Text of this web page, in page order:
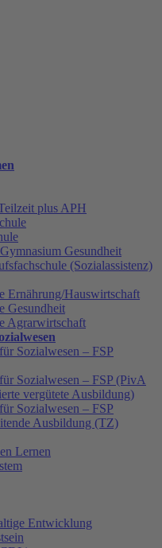
plus APH
Gesundheit
(Sozialassistenz)
Ernährung/Hauswirtschaft
Gesundheit
Agrarwirtschaft
Sozialwesen – FSP
Sozialwesen – FSP (PivA
vergütete Ausbildung)
Sozialwesen – FSP
Ausbildung (TZ)
Lernen
Entwicklung